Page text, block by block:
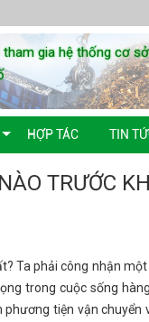
gia hệ thống cơ sở
HỢP TÁC TIN
TRƯỚC
Ta phải công nhận
trong cuộc sống
tiện vận chuyển